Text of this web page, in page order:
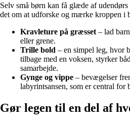
Selv små børn kan få glæde af
det om at udforske og mærke kroppen i
Kravleture på græsset – lad
eller grene.
Trille bold – en simpel leg, hvor
tilbage med en voksen, styrker
samarbejde.
Gynge og vippe – bevægelser
labyrintsansen, som er central for
Gør legen til en del af